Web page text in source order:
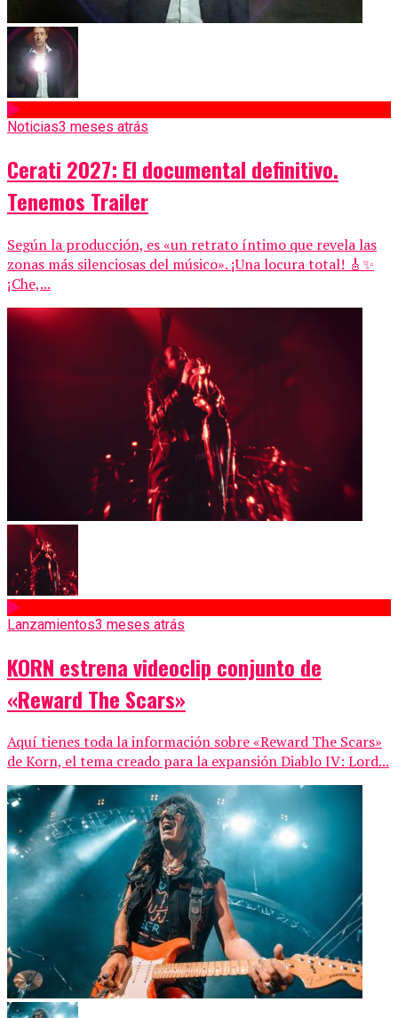
Noticias3 meses atrás
Cerati 2027: El documental definitivo.
Tenemos Trailer
Según la producción, es «un retrato íntimo que revela las
zonas más silenciosas del músico». ¡Una locura total! 🎸✨
¡Che,...
Lanzamientos3 meses atrás
KORN estrena videoclip conjunto de
«Reward The Scars»
Aquí tienes toda la información sobre «Reward The Scars»
de Korn, el tema creado para la expansión Diablo IV: Lord...